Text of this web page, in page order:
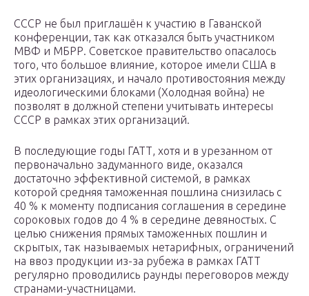
СССР не был приглашён к участию в Гаванской
конференции, так как отказался быть участником
МВФ и МБРР. Советское правительство опасалось
того, что большое влияние, которое имели США в
этих организациях, и начало противостояния между
идеологическими блоками (Холодная война) не
позволят в должной степени учитывать интересы
СССР в рамках этих организаций.
В последующие годы ГАТТ, хотя и в урезанном от
первоначально задуманного виде, оказался
достаточно эффективной системой, в рамках
которой средняя таможенная пошлина снизилась с
40 % к моменту подписания соглашения в середине
сороковых годов до 4 % в середине девяностых. С
целью снижения прямых таможенных пошлин и
скрытых, так называемых нетарифных, ограничений
на ввоз продукции из-за рубежа в рамках ГАТТ
регулярно проводились раунды переговоров между
странами-участницами.